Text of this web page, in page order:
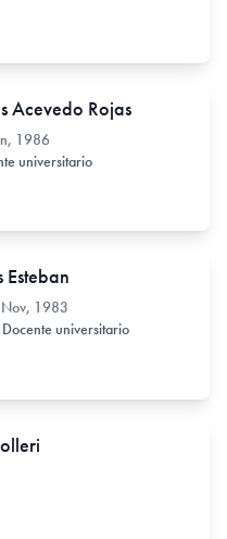
Acevedo Rojas
1986
universitario
Esteban
1983
Docente universitario